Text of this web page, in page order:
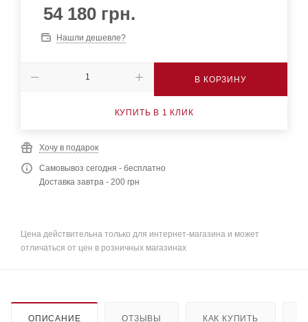
54 180 грн.
Нашли дешевле?
В КОРЗИНУ
КУПИТЬ В 1 КЛИК
Хочу в подарок
Самовывоз сегодня - бесплатно
Доставка завтра - 200 грн
Цена действительна только для интернет-магазина и может
отличаться от цен в розничных магазинах
ОПИСАНИЕ ОТЗЫВЫ КАК КУПИТЬ